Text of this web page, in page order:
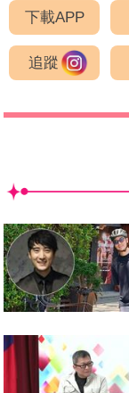
下載APP
追蹤